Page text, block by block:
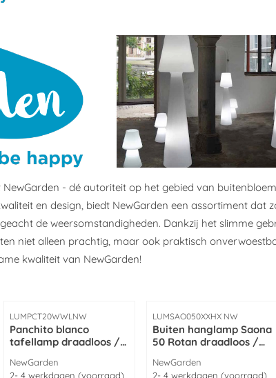
- dé autoriteit op het gebied van
en design, biedt NewGarden een assortiment dat
de weersomstandigheden. Dankzij het slimme
niet alleen prachtig, maar ook praktisch
kwaliteit van NewGarden!
Artikelnummer
LUMPCT20WWLNW
Panchito blanco
tafellamp draadloos /
NewGarden
Merk:
NewGarden
2- 4 werkdagen (voorraad)
Artikelnummer
LUMSAO050XXHX NW
Buiten hanglamp Saona
50 Rotan draadloos /
NewGarden
Merk:
NewGarden
2- 4 werkdagen (voorraad)